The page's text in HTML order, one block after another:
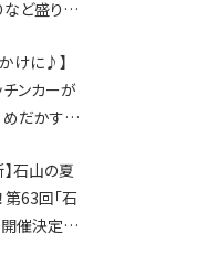
ど盛りだ
催♪【モリ
けに♪】
ンカーが
だかすく
によるライ
ふれあい夏
石山の夏
第63回「石
催決定！